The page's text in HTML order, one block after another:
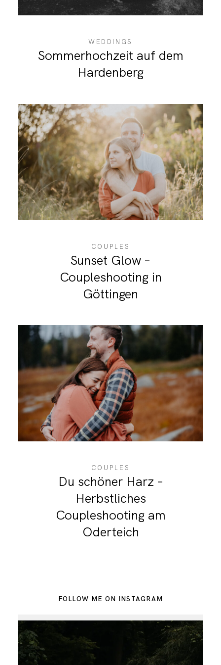
WEDDINGS
Sommerhochzeit auf dem
Hardenberg
COUPLES
Sunset Glow –
Coupleshooting in
Göttingen
COUPLES
Du schöner Harz –
Herbstliches
Coupleshooting am
Oderteich
FOLLOW ME ON INSTAGRAM